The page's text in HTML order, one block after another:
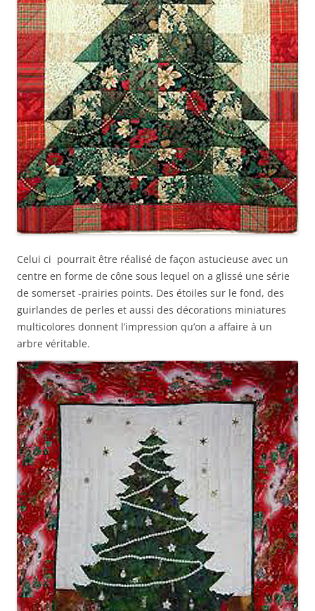
Celui ci pourrait être réalisé de façon astucieuse avec un
centre en forme de cône sous lequel on a glissé une série
de somerset -prairies points. Des étoiles sur le fond, des
guirlandes de perles et aussi des décorations miniatures
multicolores donnent l’impression qu’on a affaire à un
arbre véritable.